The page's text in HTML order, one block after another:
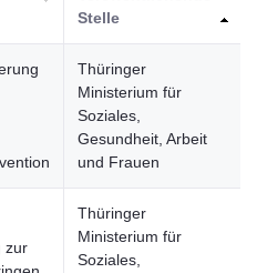
Stelle
Thüringer
Ministerium für
Soziales,
Gesundheit, Arbeit
und Frauen
zur
Thüringer
Ministerium für
Soziales,